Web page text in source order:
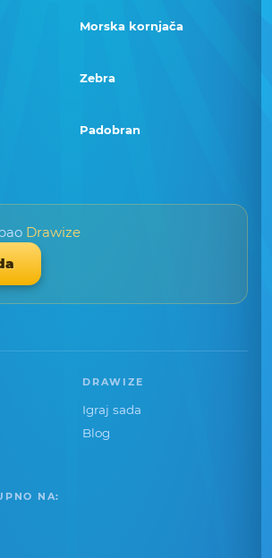
Morska kornjača
Zebra
Padobran
Drawize
DRAWIZE
Igraj sada
Blog
NA: